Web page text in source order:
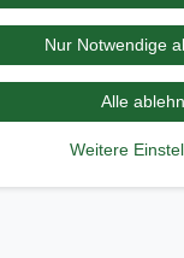
Nur Notwendige
Alle
Weitere